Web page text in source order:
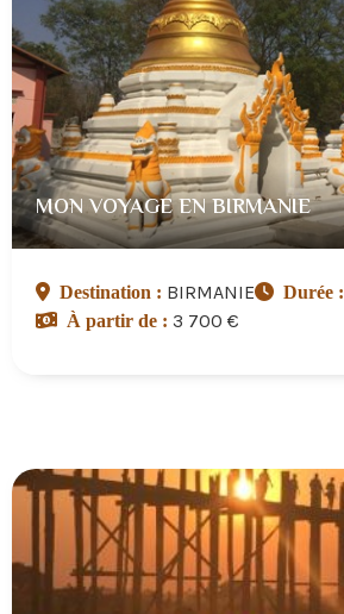
MON VOYAGE EN BIRMANIE
Destination : BIRMANIE Durée :
À partir de : 3 700 €